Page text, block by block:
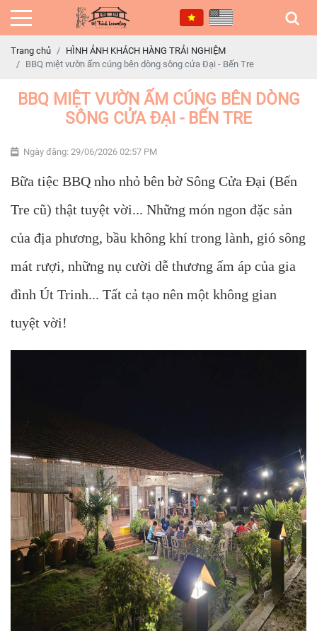
Trang chủ
HÌNH ẢNH KHÁCH HÀNG TRẢI NGHIỆM
BBQ miệt vườn ấm cúng bên dòng sông cửa Đại - Bến Tre
BBQ MIỆT VƯỜN ẤM CÚNG BÊN DÒNG
SÔNG CỬA ĐẠI - BẾN TRE
Ngày đăng: 29/06/2026 02:57 PM
Bữa tiệc BBQ nho nhỏ bên bờ Sông Cửa Đại (Bến
Tre cũ) thật tuyệt vời... Những món ngon đặc sản
của địa phương, bầu không khí trong lành, gió sông
mát rượi, những nụ cười dễ thương ấm áp của gia
đình Út Trinh... Tất cả tạo nên một không gian
tuyệt vời!